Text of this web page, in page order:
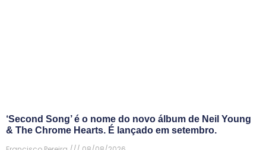
‘Second Song’ é o nome do novo álbum de Neil Young
& The Chrome Hearts. É lançado em setembro.